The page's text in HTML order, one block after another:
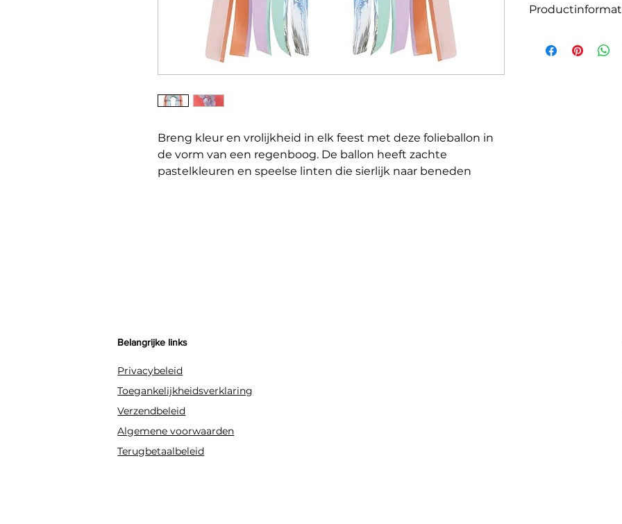
Breng kleur en vrolijkheid in elk feest met deze folieballon in
de vorm van een regenboog. De ballon heeft zachte
pastelkleuren en speelse linten die sierlijk naar beneden
Materiaal:
Belangrijke links
Privacybeleid
Toegankelijkheidsverklaring
Verzendbeleid
Algemene voorwaarden
Terugbetaalbeleid